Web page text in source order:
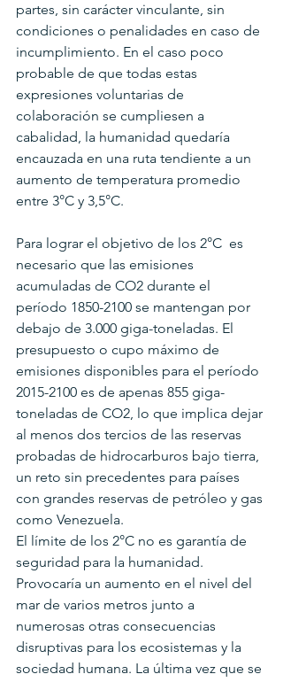
partes, sin carácter vinculante, sin
condiciones o penalidades en caso de
incumplimiento. En el caso poco
probable de que todas estas
expresiones voluntarias de
colaboración se cumpliesen a
cabalidad, la humanidad quedaría
encauzada en una ruta tendiente a un
aumento de temperatura promedio
entre 3°C y 3,5°C.
Para lograr el objetivo de los 2°C  es
necesario que las emisiones
acumuladas de CO2 durante el
período 1850-2100 se mantengan por
debajo de 3.000 giga-toneladas. El
presupuesto o cupo máximo de
emisiones disponibles para el período
2015-2100 es de apenas 855 giga-
toneladas de CO2, lo que implica dejar
al menos dos tercios de las reservas
probadas de hidrocarburos bajo tierra,
un reto sin precedentes para países
con grandes reservas de petróleo y gas
como Venezuela.
El límite de los 2°C no es garantía de
seguridad para la humanidad.
Provocaría un aumento en el nivel del
mar de varios metros junto a
numerosas otras consecuencias
disruptivas para los ecosistemas y la
sociedad humana. La última vez que se